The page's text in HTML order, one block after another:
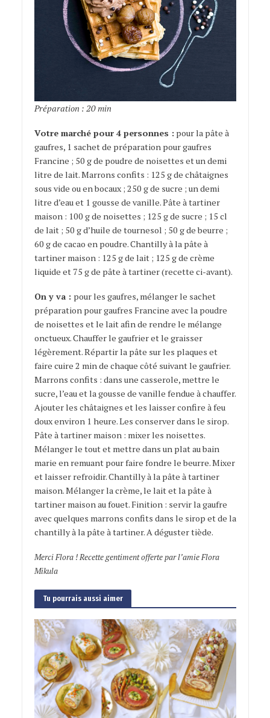
Préparation : 20 min
Votre marché pour 4 personnes : pour la pâte à
gaufres, 1 sachet de préparation pour gaufres
Francine ; 50 g de poudre de noisettes et un demi
litre de lait. Marrons confits : 125 g de châtaignes
sous vide ou en bocaux ; 250 g de sucre ; un demi
litre d’eau et 1 gousse de vanille. Pâte à tartiner
maison : 100 g de noisettes ; 125 g de sucre ; 15 cl
de lait ; 50 g d’huile de tournesol ; 50 g de beurre ;
60 g de cacao en poudre. Chantilly à la pâte à
tartiner maison : 125 g de lait ; 125 g de crème
liquide et 75 g de pâte à tartiner (recette ci-avant).
On y va : pour les gaufres, mélanger le sachet
préparation pour gaufres Francine avec la poudre
de noisettes et le lait afin de rendre le mélange
onctueux. Chauffer le gaufrier et le graisser
légèrement. Répartir la pâte sur les plaques et
faire cuire 2 min de chaque côté suivant le gaufrier.
Marrons confits : dans une casserole, mettre le
sucre, l’eau et la gousse de vanille fendue à chauffer.
Ajouter les châtaignes et les laisser confire à feu
doux environ 1 heure. Les conserver dans le sirop.
Pâte à tartiner maison : mixer les noisettes.
Mélanger le tout et mettre dans un plat au bain
marie en remuant pour faire fondre le beurre. Mixer
et laisser refroidir. Chantilly à la pâte à tartiner
maison. Mélanger la crème, le lait et la pâte à
tartiner maison au fouet. Finition : servir la gaufre
avec quelques marrons confits dans le sirop et de la
chantilly à la pâte à tartiner. A déguster tiède.
Merci Flora ! Recette gentiment offerte par l’amie Flora
Mikula
Tu pourrais aussi aimer